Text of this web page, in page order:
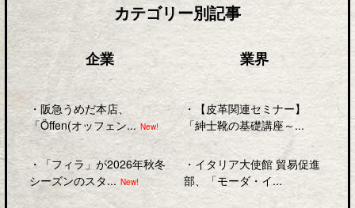
カテゴリー別記事
企業
・ 阪急うめだ本店、
「Öffen(オッフェン... New!
・ 「フィラ」が2026年秋冬
シーズンのスタ... New!
業界
・
【皮革関連セミナー】
「紳士靴の基礎講座～...
・ イタリア大使館 貿易促進
部、「モーダ・イ...